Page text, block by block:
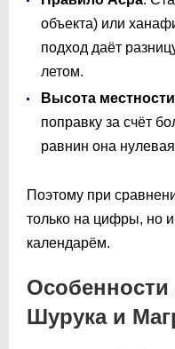
объекта) или
подход даёт
летом.
Высота местности
поправку за счёт
равнин она
Поэтому при
только на цифры, но
календарём.
Шурука и